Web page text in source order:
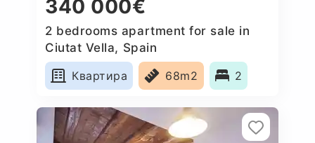
340 000€
2 bedrooms apartment for sale in
Ciutat Vella, Spain
Квартира
68m2 2